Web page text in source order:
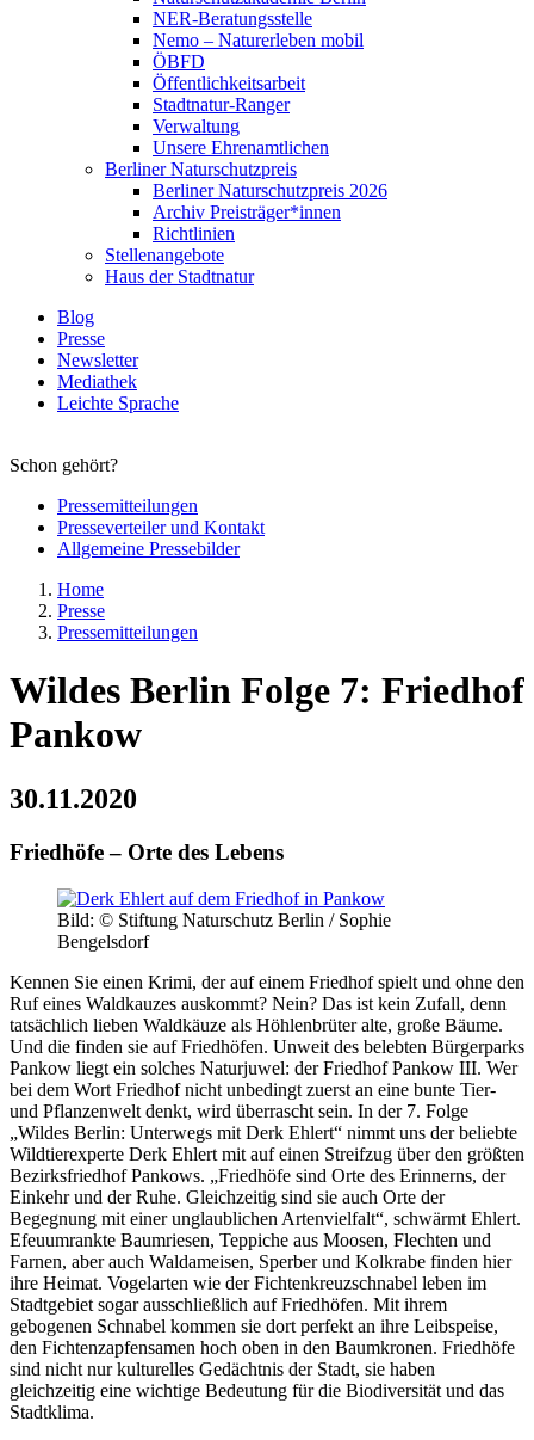
NER-Beratungsstelle
Nemo – Naturerleben mobil
ÖBFD
Öffentlichkeitsarbeit
Stadtnatur-Ranger
Verwaltung
Unsere Ehrenamtlichen
Berliner Naturschutzpreis
Berliner Naturschutzpreis 2026
Archiv Preisträger*innen
Richtlinien
Stellenangebote
Haus der Stadtnatur
Blog
Presse
Newsletter
Mediathek
Leichte Sprache
Schon gehört?
Pressemitteilungen
Presseverteiler und Kontakt
Allgemeine Pressebilder
Home
Presse
Pressemitteilungen
Wildes Berlin Folge 7: Friedhof
Pankow
30.11.2020
Friedhöfe – Orte des Lebens
Bild: © Stiftung Naturschutz Berlin / Sophie
Bengelsdorf
Kennen Sie einen Krimi, der auf einem Friedhof spielt und ohne den
Ruf eines Waldkauzes auskommt? Nein? Das ist kein Zufall, denn
tatsächlich lieben Waldkäuze als Höhlenbrüter alte, große Bäume.
Und die finden sie auf Friedhöfen. Unweit des belebten Bürgerparks
Pankow liegt ein solches Naturjuwel: der Friedhof Pankow III. Wer
bei dem Wort Friedhof nicht unbedingt zuerst an eine bunte Tier-
und Pflanzenwelt denkt, wird überrascht sein. In der 7. Folge
„Wildes Berlin: Unterwegs mit Derk Ehlert“ nimmt uns der beliebte
Wildtierexperte Derk Ehlert mit auf einen Streifzug über den größten
Bezirksfriedhof Pankows. „Friedhöfe sind Orte des Erinnerns, der
Einkehr und der Ruhe. Gleichzeitig sind sie auch Orte der
Begegnung mit einer unglaublichen Artenvielfalt“, schwärmt Ehlert.
Efeuumrankte Baumriesen, Teppiche aus Moosen, Flechten und
Farnen, aber auch Waldameisen, Sperber und Kolkrabe finden hier
ihre Heimat. Vogelarten wie der Fichtenkreuzschnabel leben im
Stadtgebiet sogar ausschließlich auf Friedhöfen. Mit ihrem
gebogenen Schnabel kommen sie dort perfekt an ihre Leibspeise,
den Fichtenzapfensamen hoch oben in den Baumkronen. Friedhöfe
sind nicht nur kulturelles Gedächtnis der Stadt, sie haben
gleichzeitig eine wichtige Bedeutung für die Biodiversität und das
Stadtklima.